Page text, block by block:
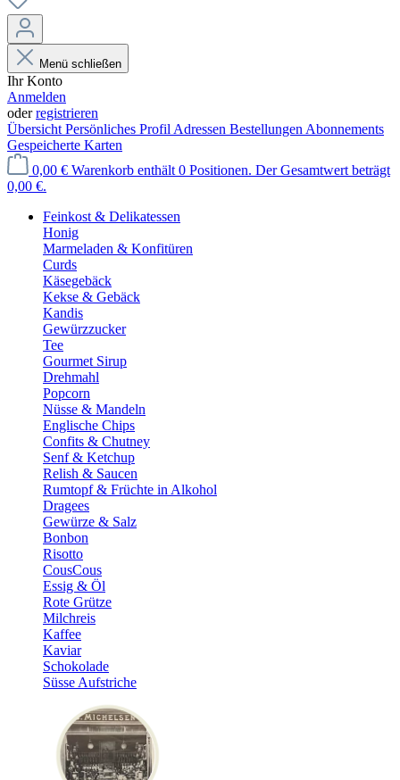
Menü schließen
Ihr Konto
Anmelden
oderregistrieren
Übersicht Persönliches Profil Adressen Bestellungen Abonnements
Gespeicherte Karten
0,00 € Warenkorb enthält 0 Positionen. Der Gesamtwert beträgt
0,00 €.
Feinkost & Delikatessen
Honig
Marmeladen & Konfitüren
Curds
Käsegebäck
Kekse & Gebäck
Kandis
Gewürzzucker
Tee
Gourmet Sirup
Drehmahl
Popcorn
Nüsse & Mandeln
Englische Chips
Confits & Chutney
Senf & Ketchup
Relish & Saucen
Rumtopf & Früchte in Alkohol
Dragees
Gewürze & Salz
Bonbon
Risotto
CousCous
Essig & Öl
Rote Grütze
Milchreis
Kaffee
Kaviar
Schokolade
Süsse Aufstriche